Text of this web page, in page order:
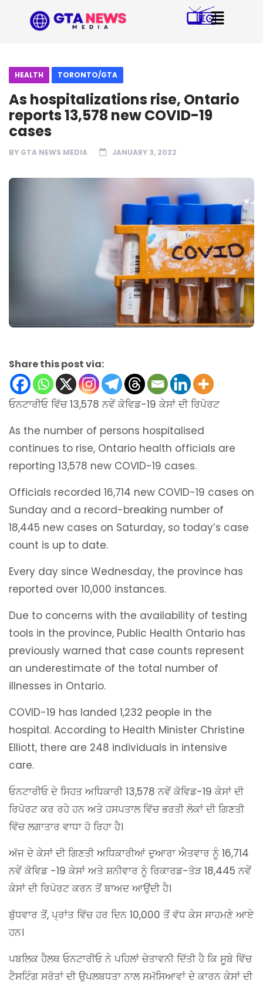
HEALTH TORONTO/GTA
As hospitalizations rise, Ontario
reports 13,578 new COVID-19
cases
BY GTA NEWS MEDIA JANUARY 3, 2022
Share this post via:
ਓਨਟਾਰੀਓ ਵਿੱਚ 13,578 ਨਵੇਂ ਕੋਵਿਡ-19 ਕੇਸਾਂ ਦੀ ਰਿਪੋਰਟ
As the number of persons hospitalised
continues to rise, Ontario health officials are
reporting 13,578 new COVID-19 cases.
Officials recorded 16,714 new COVID-19 cases on
Sunday and a record-breaking number of
18,445 new cases on Saturday, so today’s case
count is up to date.
Every day since Wednesday, the province has
reported over 10,000 instances.
Due to concerns with the availability of testing
tools in the province, Public Health Ontario has
previously warned that case counts represent
an underestimate of the total number of
illnesses in Ontario.
COVID-19 has landed 1,232 people in the
hospital. According to Health Minister Christine
Elliott, there are 248 individuals in intensive
care.
ਓਨਟਾਰੀਓ ਦੇ ਸਿਹਤ ਅਧਿਕਾਰੀ 13,578 ਨਵੇਂ ਕੋਵਿਡ-19 ਕੇਸਾਂ ਦੀ
ਰਿਪੋਰਟ ਕਰ ਰਹੇ ਹਨ ਅਤੇ ਹਸਪਤਾਲ ਵਿੱਚ ਭਰਤੀ ਲੋਕਾਂ ਦੀ ਗਿਣਤੀ
ਵਿੱਚ ਲਗਾਤਾਰ ਵਾਧਾ ਹੋ ਰਿਹਾ ਹੈ।
ਅੱਜ ਦੇ ਕੇਸਾਂ ਦੀ ਗਿਣਤੀ ਅਧਿਕਾਰੀਆਂ ਦੁਆਰਾ ਐਤਵਾਰ ਨੂੰ 16,714
ਨਵੇਂ ਕੋਵਿਡ -19 ਕੇਸਾਂ ਅਤੇ ਸ਼ਨੀਵਾਰ ਨੂੰ ਰਿਕਾਰਡ-ਤੋੜ 18,445 ਨਵੇਂ
ਕੇਸਾਂ ਦੀ ਰਿਪੋਰਟ ਕਰਨ ਤੋਂ ਬਾਅਦ ਆਉਂਦੀ ਹੈ।
ਬੁੱਧਵਾਰ ਤੋਂ, ਪ੍ਰਾਂਤ ਵਿੱਚ ਹਰ ਦਿਨ 10,000 ਤੋਂ ਵੱਧ ਕੇਸ ਸਾਹਮਣੇ ਆਏ
ਹਨ।
ਪਬਲਿਕ ਹੈਲਥ ਓਨਟਾਰੀਓ ਨੇ ਪਹਿਲਾਂ ਚੇਤਾਵਨੀ ਦਿੱਤੀ ਹੈ ਕਿ ਸੂਬੇ ਵਿੱਚ
ਟੈਸਟਿੰਗ ਸਰੋਤਾਂ ਦੀ ਉਪਲਬਧਤਾ ਨਾਲ ਸਮੱਸਿਆਵਾਂ ਦੇ ਕਾਰਨ ਕੇਸਾਂ ਦੀ